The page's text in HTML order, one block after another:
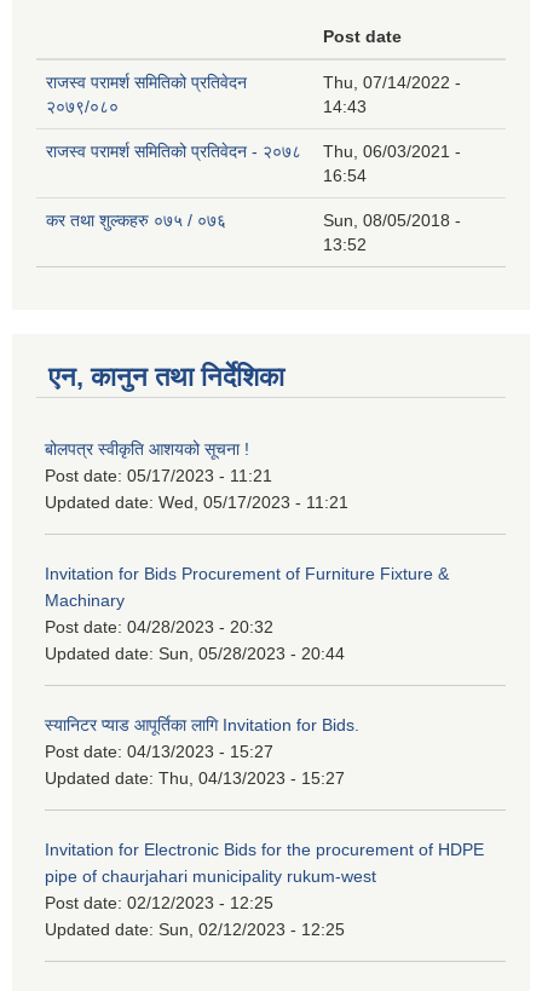
Post date
राजस्व परामर्श समितिको प्रतिवेदन
२०७९/०८०
Thu, 07/14/2022 -
14:43
राजस्व परामर्श समितिको प्रतिवेदन - २०७८
Thu, 06/03/2021 -
16:54
कर तथा शुल्कहरु ०७५ / ०७६
Sun, 08/05/2018 -
13:52
एन, कानुन तथा निर्देशिका
बोलपत्र स्वीकृति आशयको सूचना !
Post date: 05/17/2023 - 11:21
Updated date: Wed, 05/17/2023 - 11:21
Invitation for Bids Procurement of Furniture Fixture &
Machinary
Post date: 04/28/2023 - 20:32
Updated date: Sun, 05/28/2023 - 20:44
स्यानिटर प्याड आपूर्तिका लागि Invitation for Bids.
Post date: 04/13/2023 - 15:27
Updated date: Thu, 04/13/2023 - 15:27
Invitation for Electronic Bids for the procurement of HDPE
pipe of chaurjahari municipality rukum-west
Post date: 02/12/2023 - 12:25
Updated date: Sun, 02/12/2023 - 12:25